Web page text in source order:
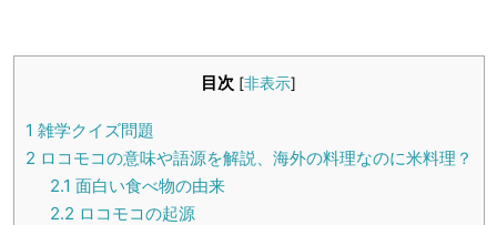
目次 [非表示]
1 雑学クイズ問題
2 ロコモコの意味や語源を解説、海外の料理なのに米料理？
2.1 面白い食べ物の由来
2.2 ロコモコの起源